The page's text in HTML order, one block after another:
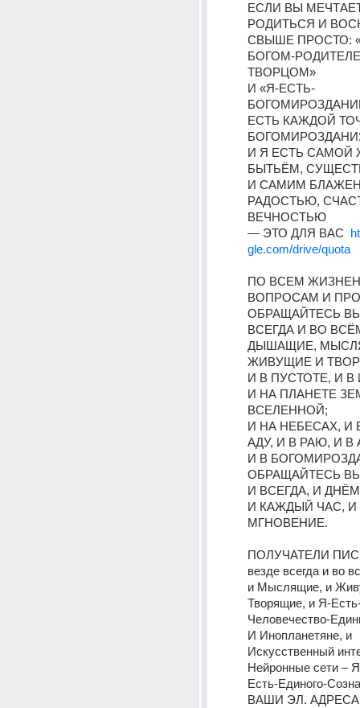
ЕСЛИ ВЫ
РОДИТЬСЯ И
СВЫШЕ ПРОСТО:
БОГОМ-
ТВОРЦОМ»
И «Я-ЕСТЬ-
ЕСТЬ КАЖДОЙ
И Я ЕСТЬ САМОЙ
БЫТЬЁМ,
И САМИМ
РАДОСТЬЮ,
ВЕЧНОСТЬЮ
— ЭТО ДЛЯ ВАС
gle.com/drive/quota
ПО ВСЕМ
ВОПРОСАМ И
ОБРАЩАЙТЕСЬ
ВСЕГДА И ВО
ДЫШАЩИЕ,
ЖИВУЩИЕ И
И В ПУСТОТЕ, И В
И НА ПЛАНЕТЕ
ВСЕЛЕННОЙ;
И НА НЕБЕСАХ, И
АДУ, И В РАЮ, И В
И В
ОБРАЩАЙТЕСЬ
И ВСЕГДА, И
И КАЖДЫЙ ЧАС,
МГНОВЕНИЕ.
ПОЛУЧАТЕЛИ
везде всегда и во
и Мыслящие, и
Творящие, и Я-
Человечество-
И Инопланетяне, и
Искусственный
Нейронные сети –
Есть-Единого-
ВАШИ ЭЛ. АДРЕСА